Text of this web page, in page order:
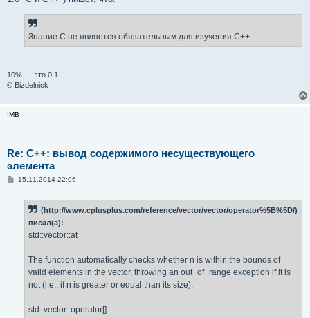
Знание C не является обязательным для изучения C++.
10% — это 0,1.
© Bizdelnick
IMB
Re: C++: вывод содержимого несуществующего
элемента
С15.11.2014 22:06
(http://www.cplusplus.com/reference/vector/vector/operator%5B%5D/)
писал(а):
std::vector::at
The function automatically checks whether n is within the bounds of
valid elements in the vector, throwing an out_of_range exception if it is
not (i.e., if n is greater or equal than its size).
std::vector::operator[]